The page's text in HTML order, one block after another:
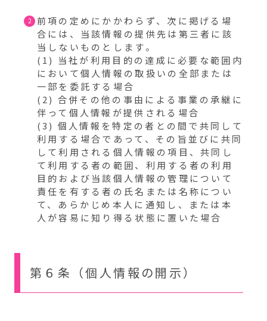
前項の定めにかかわらず、次に掲げる場
合には、当該情報の提供先は第三者に該
当しないものとします。
(1) 当社が利用目的の達成に必要な範囲内
において個人情報の取扱いの全部または
一部を委託する場合
(2) 合併その他の事由による事業の承継に
伴って個人情報が提供される場合
(3) 個人情報を特定の者との間で共同して
利用する場合であって、その旨並びに共同
して利用される個人情報の項目、共同し
て利用する者の範囲、利用する者の利用
目的および当該個人情報の管理について
責任を有する者の氏名または名称につい
て、あらかじめ本人に通知し、または本
人が容易に知り得る状態に置いた場合
第６条（個人情報の開示）